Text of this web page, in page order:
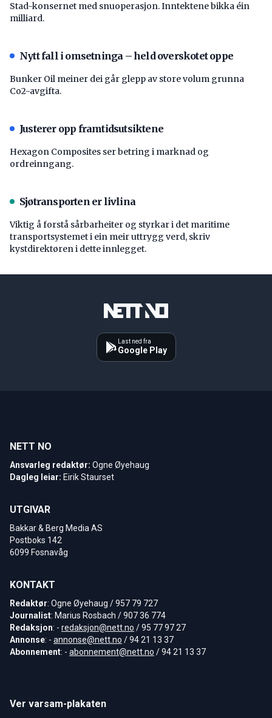
Stad-konsernet med snuoperasjon. Inntektene bikka éin
milliard.
Nytt fall i omsetninga – held overskotet oppe
Bunker Oil meiner dei går glepp av store volum grunna
Co2-avgifta.
Justerer opp framtidsutsiktene
Hexagon Composites ser betring i marknad og
ordreinngang.
Sjøtransporten er livlina
Viktig å forstå ­sårbarheiter og styrkar i det maritime
transport­systemet i ein meir uttrygg verd, skriv
kystdirektøren i dette innlegget.
Last ned fra
Google Play
NETT NO
Ansvarleg redaktør: Ogne Øyehaug
Dagleg leiar: Eirik Staurset
UTGIVAR
Bakkar & Berg Media AS
Postboks 142
6099 Fosnavåg
KONTAKT
Redaktør: Ogne Øyehaug / 957 79 727
Journalist: Marius Rosbach / 907 36 774
Redaksjon: - redaksjon@nett.no / 95 77 97 27
Annonse: - annonse@nett.no / 94 21 13 37
Abonnement: - abonnement@nett.no / 94 21 13 37
Ver varsam-plakaten